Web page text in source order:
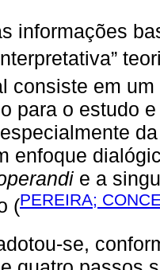
informações
consiste em
para o estudo
enfoque
e a
(PEREIRA;
se,